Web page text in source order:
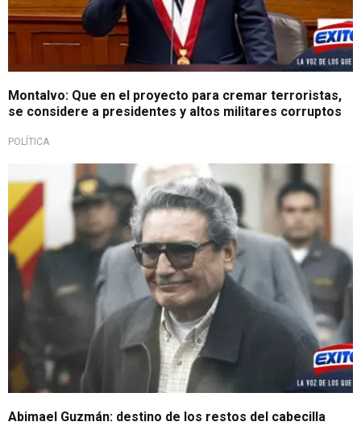
Montalvo: Que en el proyecto para cremar terroristas,
se considere a presidentes y altos militares corruptos
POLÍTICA
Abimael Guzmán: destino de los restos del cabecilla